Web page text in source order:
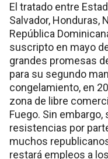
El tratado entre
Salvador, Honduras,
República
suscripto en mayo
grandes promesas
para su segundo
congelamiento, en
zona de libre
Fuego. Sin
resistencias por
muchos
restará empleos a